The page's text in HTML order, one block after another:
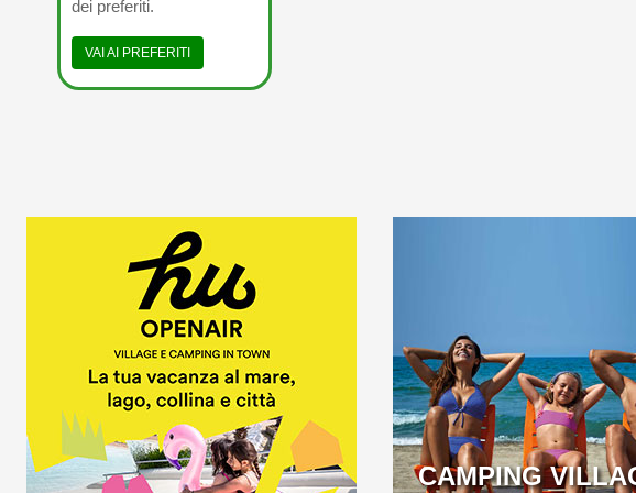
dei preferiti.
VAI AI PREFERITI
A BEACH OVER 1KM
LONG LOCATED IN THE
BEAUTIFUL GOLFO DI
GAETA
CAMPING